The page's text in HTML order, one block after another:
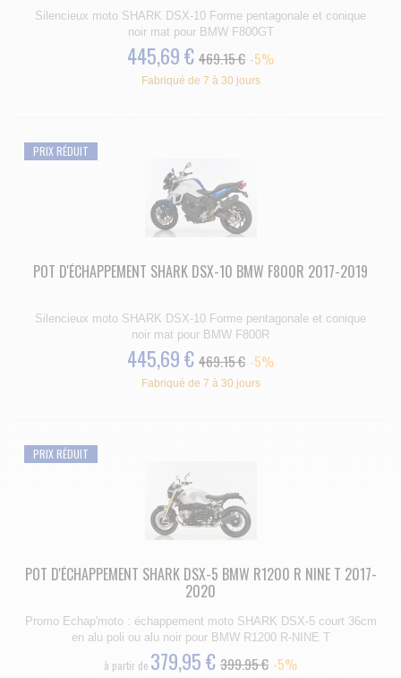
Silencieux moto SHARK DSX-10 Forme pentagonale et conique
noir mat pour BMW F800GT
445,69 € 469.15 € -5%
Fabriqué de 7 à 30 jours
PRIX RÉDUIT
POT D'ÉCHAPPEMENT SHARK DSX-10 BMW F800R 2017-2019
Silencieux moto SHARK DSX-10 Forme pentagonale et conique
noir mat pour BMW F800R
445,69 € 469.15 € -5%
Fabriqué de 7 à 30 jours
PRIX RÉDUIT
POT D'ÉCHAPPEMENT SHARK DSX-5 BMW R1200 R NINE T 2017-
2020
Promo Echap'moto : échappement moto SHARK DSX-5 court 36cm
en alu poli ou alu noir pour BMW R1200 R-NINE T
à partir de 379,95 € 399.95 € -5%